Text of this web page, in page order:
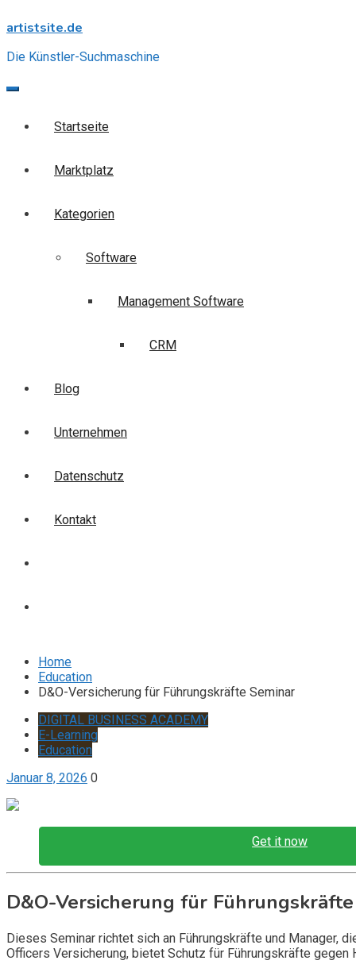
to
artistsite.de
Die Künstler-Suchmaschine
Startseite
Marktplatz
Kategorien
Software
Management Software
CRM
Blog
Unternehmen
Datenschutz
Kontakt
Home
Education
D&O-Versicherung für Führungskräfte Seminar
DIGITAL BUSINESS ACADEMY
E-Learning
Education
Januar 8, 2026 0
Get it now
D&O-Versicherung für
Dieses Seminar richtet sich an Führungskräfte und Manager,
Officers Versicherung, bietet Schutz für Führungskräfte